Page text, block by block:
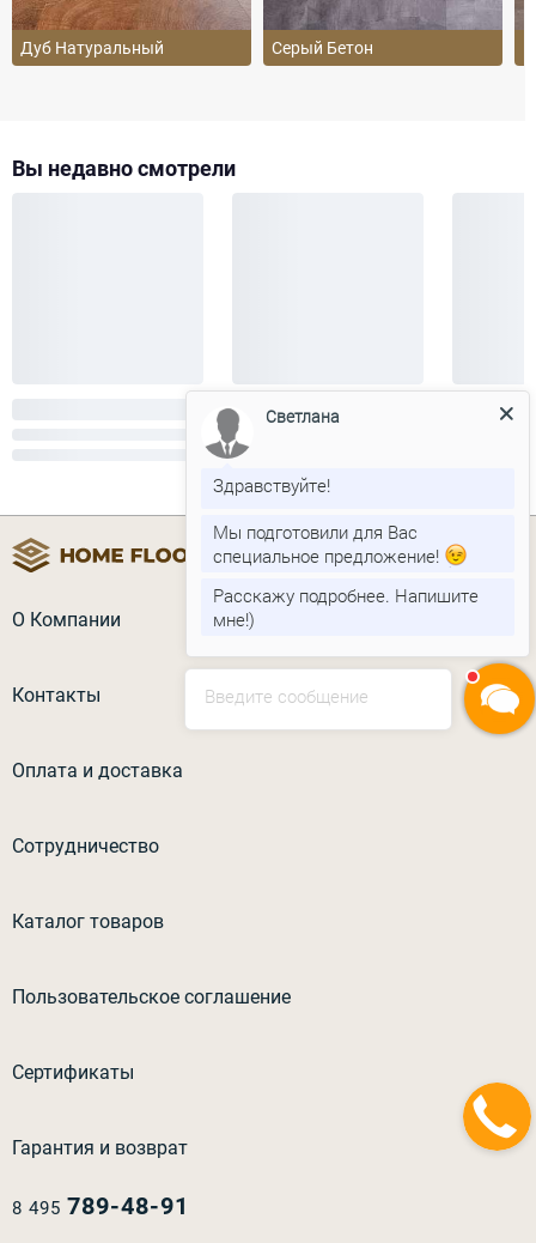
Дуб Натуральный Серый Бетон
Вы недавно смотрели
О Компании
Контакты
Оплата и доставка
Сотрудничество
Каталог товаров
Пользовательское соглашение
Сертификаты
Гарантия и возврат
8 495 789-48-91
Введите сообщение
Светлана
Здравствуйте!
Мы подготовили для Вас
специальное предложение!
Расскажу подробнее. Напишите
мне!)